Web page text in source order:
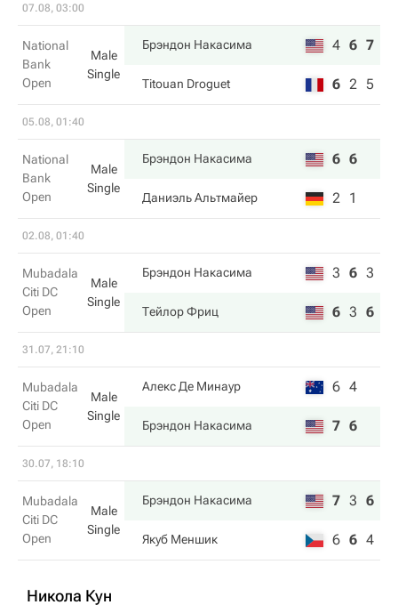
07.08, 03:00
National
Bank
Open
Male
Single
Брэндон Накаcима 4 6 7
Titouan Droguet 6 2 5
05.08, 01:40
National
Bank
Open
Male
Single
Брэндон Накаcима 6 6
Даниэль Альтмайер 2 1
02.08, 01:40
Mubadala
Citi DC
Open
Male
Single
Брэндон Накаcима 3 6 3
Тейлор Фриц 6 3 6
31.07, 21:10
Mubadala
Citi DC
Open
Male
Single
Алекс Де Минаур 6 4
Брэндон Накаcима 7 6
30.07, 18:10
Mubadala
Citi DC
Open
Male
Single
Брэндон Накаcима 7 3 6
Якуб Меншик 6 6 4
Никола Кун